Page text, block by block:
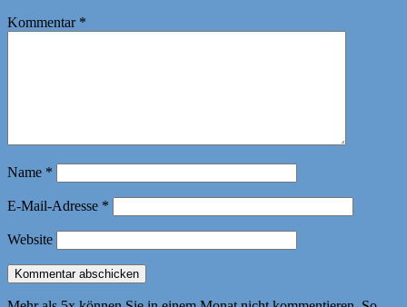
Kommentar *
Name *
E-Mail-Adresse *
Website